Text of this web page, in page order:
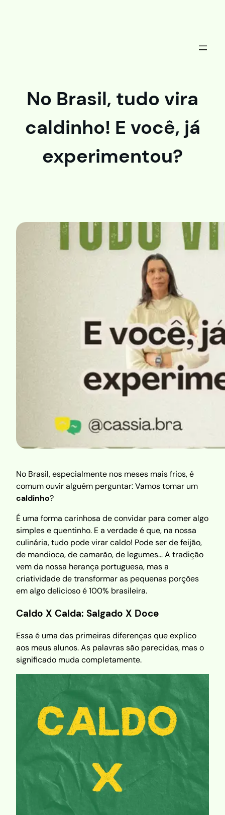
No Brasil, tudo vira
caldinho! E você, já
experimentou?
No Brasil, especialmente nos meses mais frios, é
comum ouvir alguém perguntar: Vamos tomar um
caldinho?
É uma forma carinhosa de convidar para comer algo
simples e quentinho. E a verdade é que, na nossa
culinária, tudo pode virar caldo! Pode ser de feijão,
de mandioca, de camarão, de legumes… A tradição
vem da nossa herança portuguesa, mas a
criatividade de transformar as pequenas porções
em algo delicioso é 100% brasileira.
Caldo X Calda: Salgado X Doce
Essa é uma das primeiras diferenças que explico
aos meus alunos. As palavras são parecidas, mas o
significado muda completamente.